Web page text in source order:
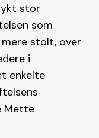
stor
som
stolt, over
i
enkelte
Mette